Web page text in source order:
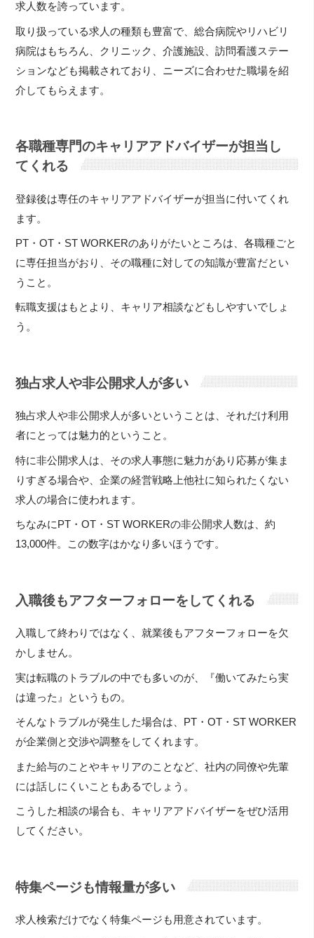
求人数を誇っています。
取り扱っている求人の種類も豊富で、総合病院やリハビリ
病院はもちろん、クリニック、介護施設、訪問看護ステー
ションなども掲載されており、ニーズに合わせた職場を紹
介してもらえます。
各職種専門のキャリアアドバイザーが担当し
てくれる
登録後は専任のキャリアアドバイザーが担当に付いてくれ
ます。
PT・OT・ST WORKERのありがたいところは、各職種ごと
に専任担当がおり、その職種に対しての知識が豊富だとい
うこと。
転職支援はもとより、キャリア相談などもしやすいでしょ
う。
独占求人や非公開求人が多い
独占求人や非公開求人が多いということは、それだけ利用
者にとっては魅力的ということ。
特に非公開求人は、その求人事態に魅力があり応募が集ま
りすぎる場合や、企業の経営戦略上他社に知られたくない
求人の場合に使われます。
ちなみにPT・OT・ST WORKERの非公開求人数は、約
13,000件。この数字はかなり多いほうです。
入職後もアフターフォローをしてくれる
入職して終わりではなく、就業後もアフターフォローを欠
かしません。
実は転職のトラブルの中でも多いのが、『働いてみたら実
は違った』というもの。
そんなトラブルが発生した場合は、PT・OT・ST WORKER
が企業側と交渉や調整をしてくれます。
また給与のことやキャリアのことなど、社内の同僚や先輩
には話しにくいこともあるでしょう。
こうした相談の場合も、キャリアアドバイザーをぜひ活用
してください。
特集ページも情報量が多い
求人検索だけでなく特集ページも用意されています。